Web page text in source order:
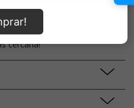
70 tiendas a lo largo de todo
una tienda SuperZoo ahí
cercana!